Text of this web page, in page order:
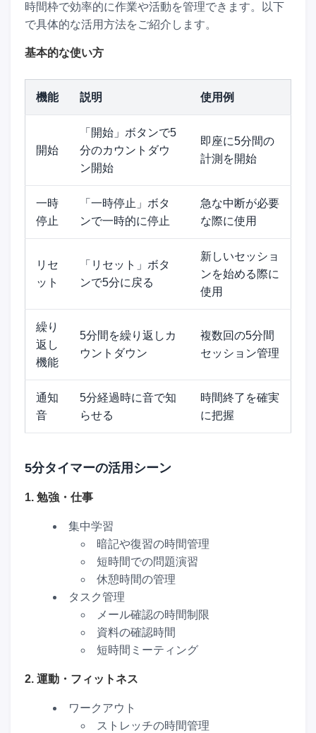
時間枠で効率的に作業や活動を管理できます。以下
で具体的な活用方法をご紹介します。
基本的な使い方
機能 説明 使用例
開始
「開始」ボタンで5
分のカウントダウ
ン開始
即座に5分間の
計測を開始
一時
停止
「一時停止」ボタ
ンで一時的に停止
急な中断が必要
な際に使用
リセ
ット
「リセット」ボタ
ンで5分に戻る
新しいセッショ
ンを始める際に
使用
繰り
返し
機能
5分間を繰り返しカ
ウントダウン
複数回の5分間
セッション管理
通知
音
5分経過時に音で知
らせる
時間終了を確実
に把握
5分タイマーの活用シーン
1. 勉強・仕事
集中学習
暗記や復習の時間管理
短時間での問題演習
休憩時間の管理
タスク管理
メール確認の時間制限
資料の確認時間
短時間ミーティング
2. 運動・フィットネス
ワークアウト
ストレッチの時間管理